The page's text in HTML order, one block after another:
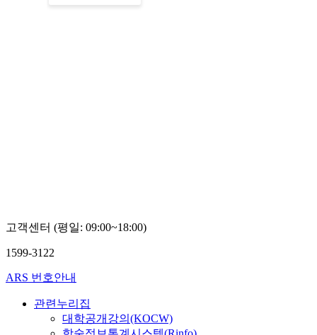
고객센터 (평일: 09:00~18:00)
1599-3122
ARS 번호안내
관련누리집
대학공개강의(KOCW)